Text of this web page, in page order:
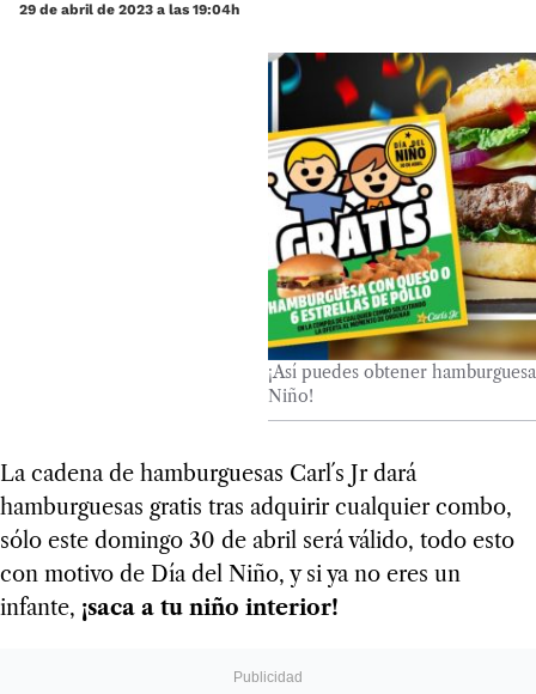
29 de abril de 2023 a las 19:04h
¡Así puedes obtener
Niño!
La cadena de hamburguesas Carl´s Jr dará
hamburguesas gratis tras adquirir cualquier combo,
sólo este domingo 30 de abril será válido, todo esto
con motivo de Día del Niño, y si ya no eres un
infante, ¡saca a tu niño interior!